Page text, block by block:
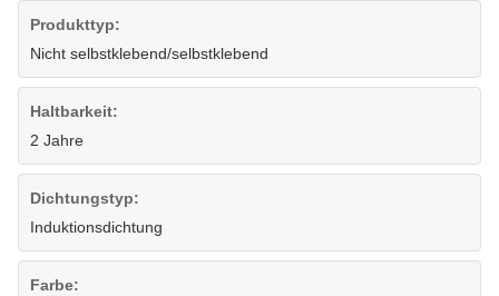
Produkttyp:
Nicht selbstklebend/selbstklebend
Haltbarkeit:
2 Jahre
Dichtungstyp:
Induktionsdichtung
Farbe: